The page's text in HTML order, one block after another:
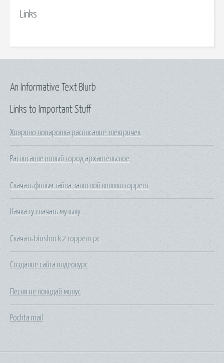
Links
Links to Important Stuff
Ховрино поваровка расписание электричек
Расписание новый город архангельское
Скачать фильм тайна записной книжки торрент
Качка ry скачать музыку
Скачать bioshock 2 торрент pc
Создание сайта видеокурс
Песня не покидай минус
Pochta mail
An Informative Text Blurb